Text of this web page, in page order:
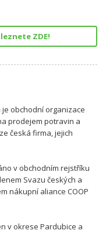
ZDE!
obchodní organizace
prodejem potravin a
česká firma, jejich
v obchodním rejstříku
Svazu českých a
nákupní aliance COOP
v okrese Pardubice a